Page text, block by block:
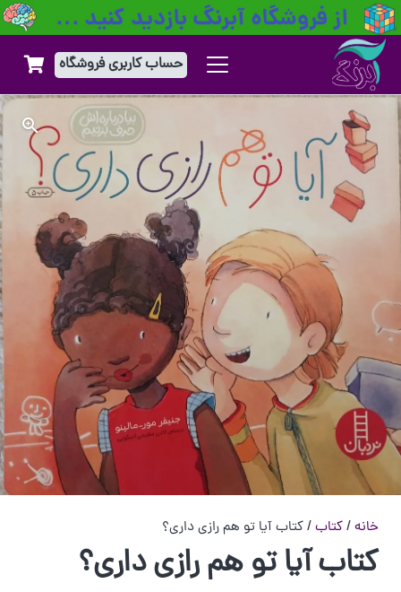
حساب کاربری فروشگاه
خانه/کتاب/ کتاب آیا تو هم رازی داری؟
کتاب آیا تو هم رازی داری؟